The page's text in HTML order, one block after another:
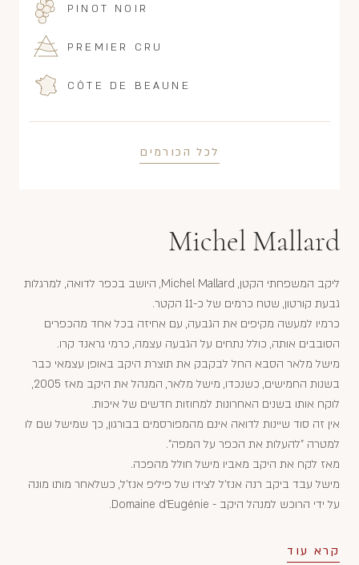
PINOT NOIR
PREMIER CRU
CÔTE DE BEAUNE
לכל הכורמים
Michel Mallard
ליקב המשפחתי הקטן, Michel Mallard, היושב בכפר לדואה, למרגלות
גבעת קורטון, שטח כרמים של כ-11 הקטר.
כרמיו למעשה מקיפים את הגבעה, עם אחיזה בכל אחד מהכפרים
הסובבים אותה, כולל נתחים על הגבעה עצמה, כרמי גראנד קרו.
מישל מלאר הסבא החל לבקבק את תוצרת היקב באופן עצמאי כבר
בשנות החמישים, כשנכדו, מישל מלאר, המנהל את היקב מאז 2005,
לוקח אותו בשנים האחרונות למחוזות חדשים של איכות.
אין זה סוד שיינות לדואה אינם מהמפורסמים בבורגון, כך שמישל שם לו
למטרה "להעלות את הכפר על המפה".
מאז לקח את היקב מאביו מישל חולל מהפכה.
מישל עבד ביקב רנה אנז'ל לצידו של פיליפ אנז'ל, כשלאחר מותו מונה
על ידי הרוכש למנהל היקב - Domaine d’Eugénie.
קרא עוד